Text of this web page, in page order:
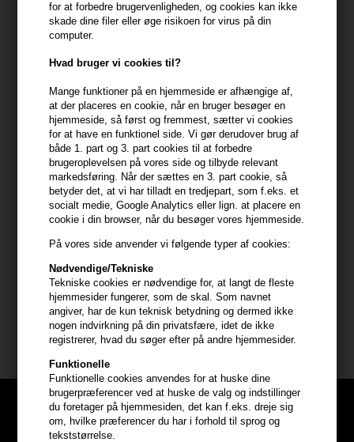
for at forbedre brugervenligheden, og cookies kan ikke
skade dine filer eller øge risikoen for virus på din
computer.
Hvad bruger vi cookies til?
Mange funktioner på en hjemmeside er afhængige af,
at der placeres en cookie, når en bruger besøger en
hjemmeside, så først og fremmest, sætter vi cookies
for at have en funktionel side. Vi gør derudover brug af
både 1. part og 3. part cookies til at forbedre
brugeroplevelsen på vores side og tilbyde relevant
markedsføring. Når der sættes en 3. part cookie, så
betyder det, at vi har tilladt en tredjepart, som f.eks. et
socialt medie, Google Analytics eller lign. at placere en
cookie i din browser, når du besøger vores hjemmeside.
På vores side anvender vi følgende typer af cookies:
Nødvendige/Tekniske
Tekniske cookies er nødvendige for, at langt de fleste
hjemmesider fungerer, som de skal. Som navnet
angiver, har de kun teknisk betydning og dermed ikke
nogen indvirkning på din privatsfære, idet de ikke
registrerer, hvad du søger efter på andre hjemmesider.
Funktionelle
Funktionelle cookies anvendes for at huske dine
brugerpræferencer ved at huske de valg og indstillinger
du foretager på hjemmesiden, det kan f.eks. dreje sig
om, hvilke præferencer du har i forhold til sprog og
tekststørrelse.
Evolve Organic Beauty True Balance Gel Cream for Combination-
balance og beskytter huden mod forurening.
Egenskaber
Denne lotion indeholder blandt andet afrikanske moringa-
peptider, der beskytter hudcellerne mod forurening og renser
huden. Ingefærplanteceller og avocado-ekstrakt medvirker til at
dæmpe talgproduktionen og synligheden af porer, hvilket
efterlader huden mat og blød. Hyaluronsure fugten huden i
dybden og udfylder hudens fine linier.
Anvendelse
- Påfør nænsomt på renset ansigt og hals
Størrelse: 50ml
Evolve Organic Beauty